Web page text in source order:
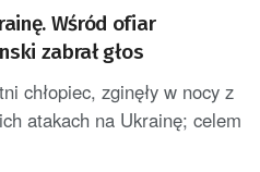
Wśród ofiar
zabrał głos
chłopiec, zginęły w nocy z
atakach na Ukrainę; celem